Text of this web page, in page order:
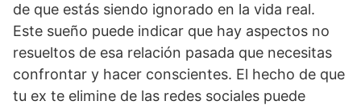
de que estás siendo ignorado en la vida real.
Este sueño puede indicar que hay aspectos no
resueltos de esa relación pasada que necesitas
confrontar y hacer conscientes. El hecho de que
tu ex te elimine de las redes sociales puede